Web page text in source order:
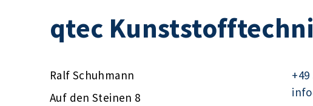
qtec
Ralf Schuhmann
Auf den Steinen 8
+49